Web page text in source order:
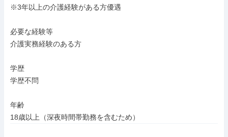
※3年以上の介護経験がある方優遇
必要な経験等
介護実務経験のある方
学歴
学歴不問
年齢
18歳以上（深夜時間帯勤務を含むため）